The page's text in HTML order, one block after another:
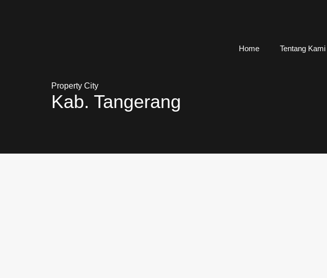
Home Tentang Kami
Property City
Kab. Tangerang